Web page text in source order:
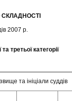
2007 р.
третьої категорії
та ініціали суддів